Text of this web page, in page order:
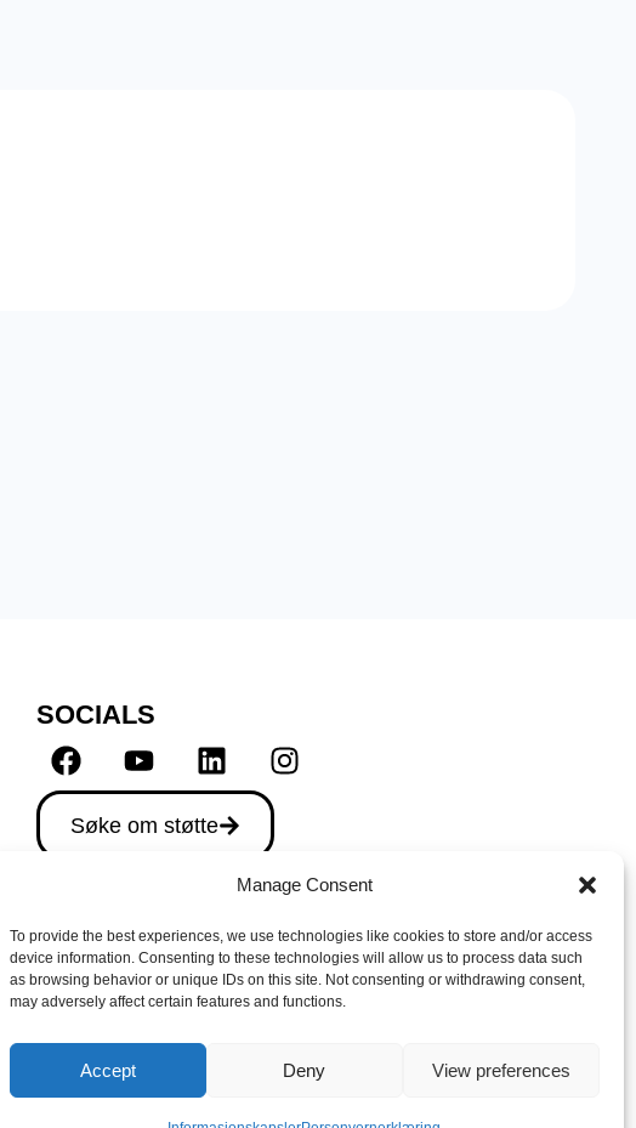
Manage Consent
To provide the best experiences, we use technologies like cookies to store and/or access
device information. Consenting to these technologies will allow us to process data such
as browsing behavior or unique IDs on this site. Not consenting or withdrawing consent,
may adversely affect certain features and functions.
Accept Deny View preferences
SOCIALS
Søke om støtte
© 2025 Tøyen Unlimited – Made